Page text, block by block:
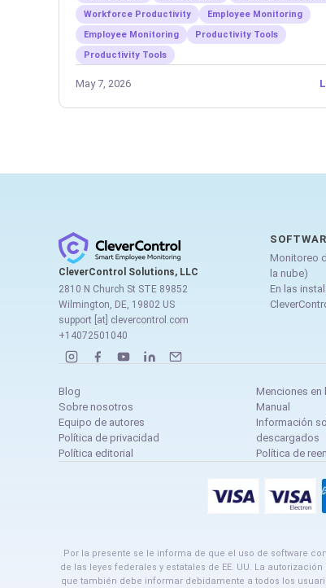
Workforce Productivity
Employee Monitoring
Employee Monitoring
Productivity Tools
Productivity Tools
May 7, 2026
CleverControl Solutions, LLC
2810 N Church St STE 89852
Wilmington, DE, 19802 US
support [at] clevercontrol.com
+14072501040
Monitoreo
la nube)
En las
Blog
Sobre nosotros
Equipo de autores
Política de privacidad
Política editorial
Menciones en
Manual
Información
descargados
Política de
Por la presente se le informa de que el uso de software
de las leyes federales y estatales de EE. UU. La
que también debe informar debidamente a todos los